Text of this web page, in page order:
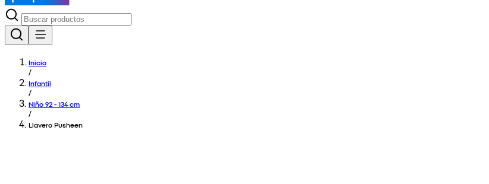
Inicio
/
Infantil
/
Niño 92 - 134 cm
/
Llavero Pusheen